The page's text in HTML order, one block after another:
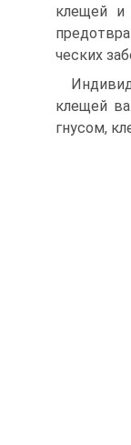
клещей и
ческих
клещей
гнусом,